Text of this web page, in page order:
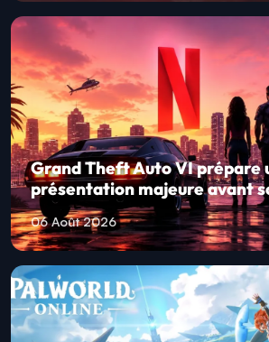
Grand Theft Auto VI prépare
présentation majeure avant
06 Août 2026